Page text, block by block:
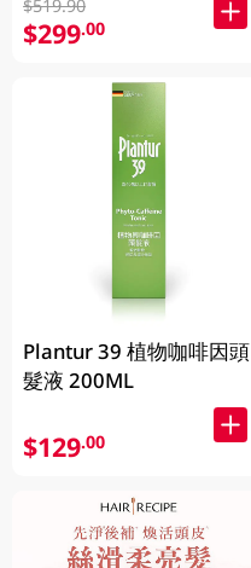
$519.90
$299.00
Plantur 39 植物咖啡因頭
髮液 200ML
$129.00